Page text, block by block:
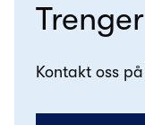
Kontakt oss